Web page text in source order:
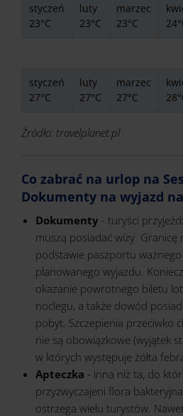
styczeń
23°C
luty
23°C
marzec
23°C
styczeń
27°C
luty
27°C
marzec
27°C
Źródło: travelplanet.pl
Co zabrać na urlop na
Dokumenty na wyjazd
Dokumenty - turyści
muszą posiadać wizy. Granicę
podstawie paszportu
planowanego wyjazdu.
okazanie powrotnego biletu
noclegu, a także dowód
pobyt. Szczepienia przeciwko
nie są obowiązkowe (wyjątek
w których występuje żółta
Apteczka - inna niż ta, do
przyzwyczajeni flora
ostrzega wielu turystów.